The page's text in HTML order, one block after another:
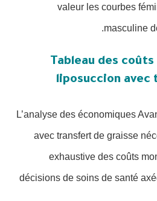
valeur les courbes
masculine
Tableau des
liposuccion
L’analyse des économiques
avec transfert de graisse
exhaustive des coûts
décisions de soins de santé